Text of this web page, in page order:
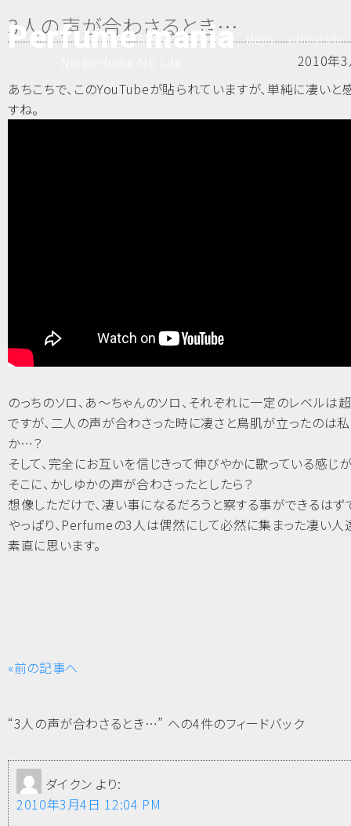
Perfume mania
HOME B.B.S Calender Maps offical site
3人の声が合わさるとき…
2010年
あちこちで、このYouTubeが貼られていますが、単純に凄いと
すね。
のっちのソロ、あ～ちゃんのソロ、それぞれに一定のレベルは
ですが、二人の声が合わさった時に凄さと鳥肌が立ったのは
か…？
そして、完全にお互いを信じきって伸びやかに歌っている感じ
そこに、かしゆかの声が合わさったとしたら？
想像しただけで、凄い事になるだろうと察する事ができるはず
やっぱり、Perfumeの3人は偶然にして必然に集まった凄い人
素直に思います。
«前の記事へ
“3人の声が合わさるとき…” への4件のフィードバック
ダイクン より:
2010年3月4日 12:04 PM